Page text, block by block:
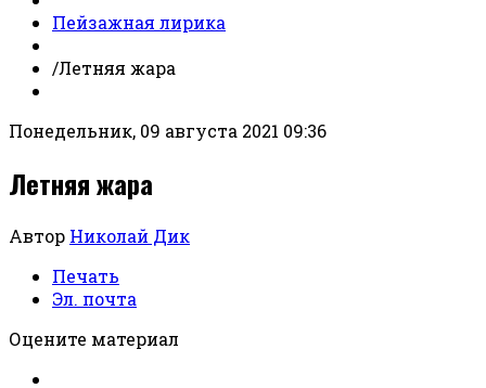
Пейзажная лирика
/Летняя жара
Понедельник, 09 августа 2021 09:36
Летняя жара
Автор Николай Дик
Печать
Эл. почта
Оцените материал